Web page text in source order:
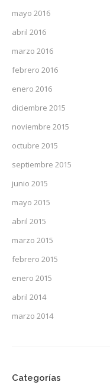
mayo 2016
abril 2016
marzo 2016
febrero 2016
enero 2016
diciembre 2015
noviembre 2015
octubre 2015
septiembre 2015
junio 2015
mayo 2015
abril 2015
marzo 2015
febrero 2015
enero 2015
abril 2014
marzo 2014
Categorías